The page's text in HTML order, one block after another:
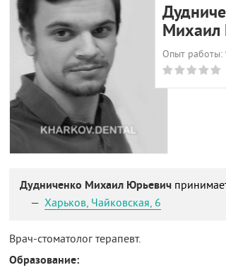
Михаил
Опыт работы:
Дудниченко Михаил Юрьевич
Харьков, Чайковская, 6
Врач-стоматолог терапевт.
Образование: